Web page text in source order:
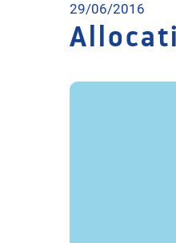
29/06/2016